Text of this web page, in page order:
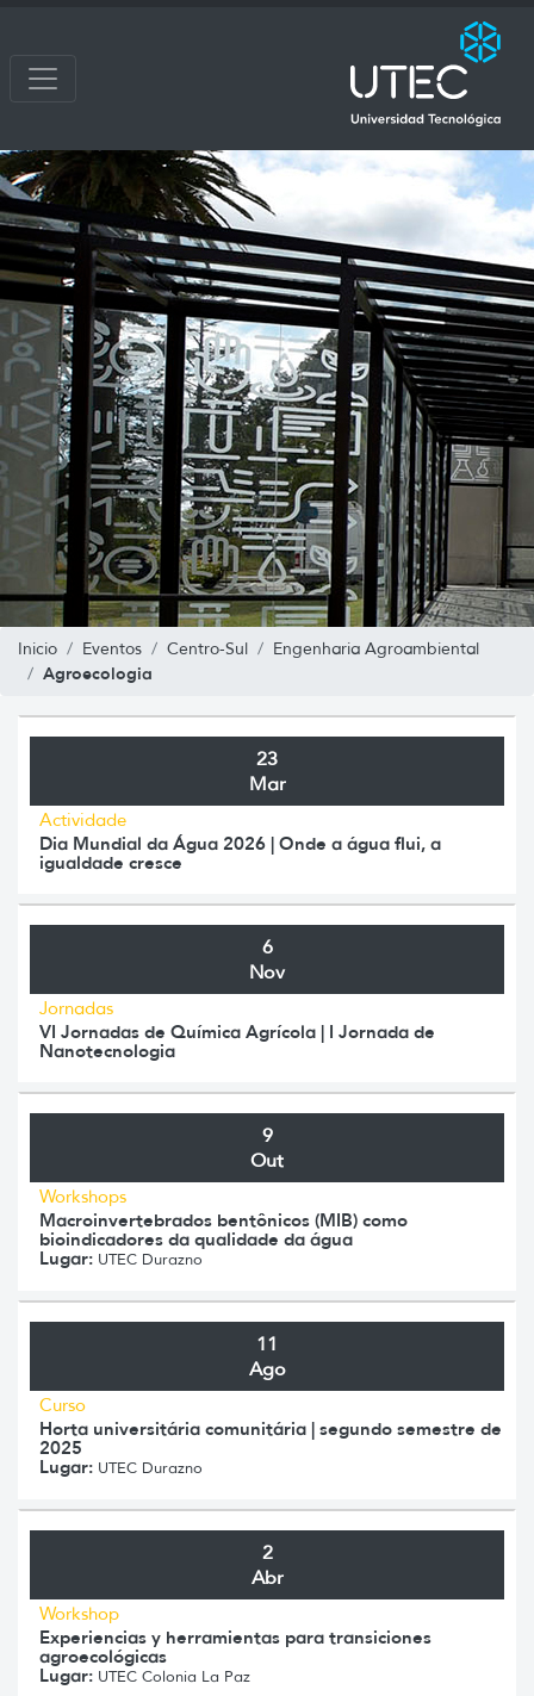
Inicio Eventos Centro-Sul Engenharia Agroambiental
Agroecologia
23
Mar
Actividade
Dia Mundial da Água 2026 | Onde a água flui, a
igualdade cresce
6
Nov
Jornadas
VI Jornadas de Química Agrícola | I Jornada de
Nanotecnologia
9
Out
Workshops
Macroinvertebrados bentônicos (MIB) como
bioindicadores da qualidade da água
Lugar: UTEC Durazno
11
Ago
Curso
Horta universitária comunitária | segundo semestre de
2025
Lugar: UTEC Durazno
2
Abr
Workshop
Experiencias y herramientas para transiciones
agroecológicas
Lugar: UTEC Colonia La Paz